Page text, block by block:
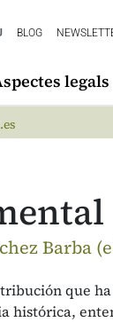
BLOG
legals
Barba
que
histórica,